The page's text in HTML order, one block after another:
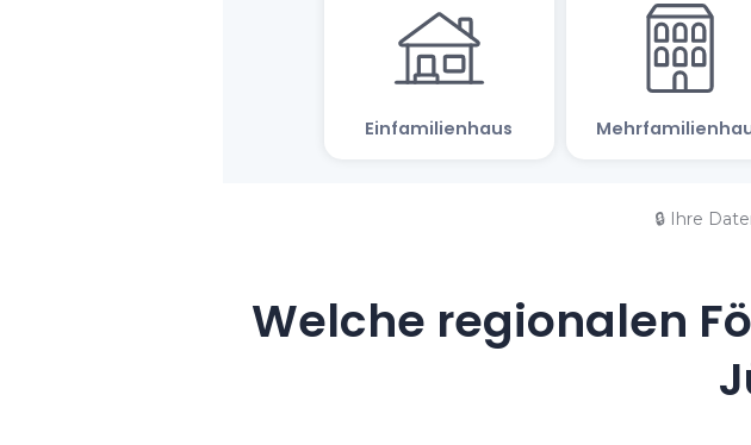
🔒 Ihre
Welche regionalen